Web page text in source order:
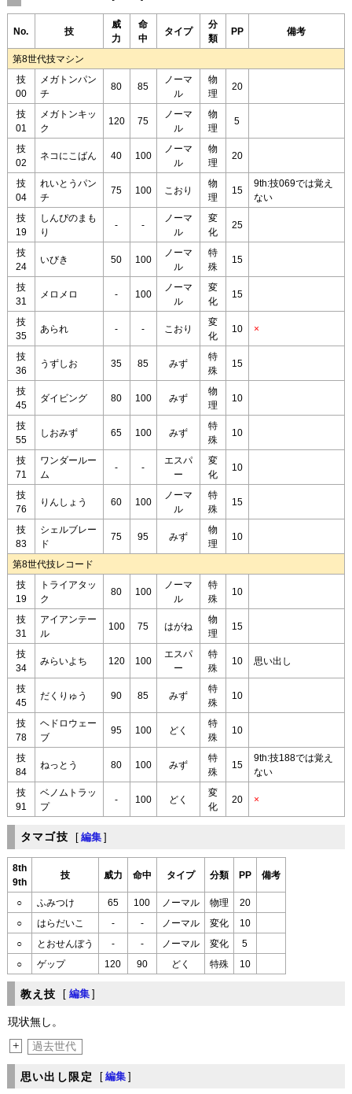
No. 技
威
力
命
中
タイプ
分
類
PP 備考
第8世代技マシン
技
00
メガトンパン
チ
80 85
ノーマ
ル
物
理
20
技
01
メガトンキッ
ク
120 75
ノーマ
ル
物
理
5
技
02
ネコにこばん 40 100
ノーマ
ル
物
理
20
技
04
れいとうパン
チ
75 100 こおり
物
理
15
9th:技069では覚え
ない
技
19
しんぴのまも
り
- -
ノーマ
ル
変
化
25
技
24
いびき 50 100
ノーマ
ル
特
殊
15
技
31
メロメロ - 100
ノーマ
ル
変
化
15
技
35
あられ - - こおり
変
化
10 ×
技
36
うずしお 35 85 みず
特
殊
15
技
45
ダイビング 80 100 みず
物
理
10
技
55
しおみず 65 100 みず
特
殊
10
技
71
ワンダールー
ム
- -
エスパ
ー
変
化
10
技
76
りんしょう 60 100
ノーマ
ル
特
殊
15
技
83
シェルブレー
ド
75 95 みず
物
理
10
第8世代技レコード
技
19
トライアタッ
ク
80 100
ノーマ
ル
特
殊
10
技
31
アイアンテー
ル
100 75 はがね
物
理
15
技
34
みらいよち 120 100
エスパ
ー
特
殊
10 思い出し
技
45
だくりゅう 90 85 みず
特
殊
10
技
78
ヘドロウェー
ブ
95 100 どく
特
殊
10
技
84
ねっとう 80 100 みず
特
殊
15
9th:技188では覚え
ない
技
91
ベノムトラッ
プ
- 100 どく
変
化
20 ×
タマゴ技 [ 編集 ]
8th
9th
技 威力 命中 タイプ 分類 PP 備考
○ ふみつけ 65 100 ノーマル 物理 20
○ はらだいこ - - ノーマル 変化 10
○ とおせんぼう - - ノーマル 変化 5
○ ゲップ 120 90 どく 特殊 10
教え技 [ 編集 ]
現状無し。
+ 過去世代
思い出し限定 [ 編集 ]